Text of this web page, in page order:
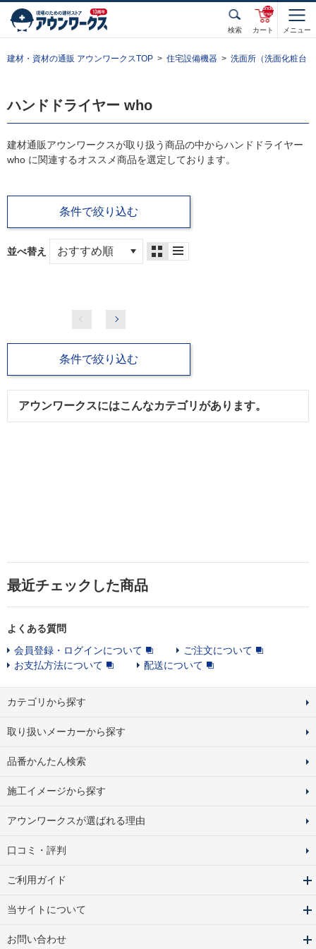
検索 カート
unde
fined
メニュー
建材・資材の通販 アウンワークスTOP 住宅設備機器 洗面所（洗面化粧台
ハンドドライヤー who
建材通販アウンワークスが取り扱う商品の中からハンドドライヤー
who に関連するオススメ商品を選定しております。
条件で絞り込む
並べ替え
条件で絞り込む
アウンワークスにはこんなカテゴリがあります。
最近チェックした商品
よくある質問
会員登録・ログインについて
ご注文について
お支払方法について
配送について
カテゴリから探す
取り扱いメーカーから探す
品番かんたん検索
施工イメージから探す
アウンワークスが選ばれる理由
口コミ・評判
ご利用ガイド
当サイトについて
お問い合わせ